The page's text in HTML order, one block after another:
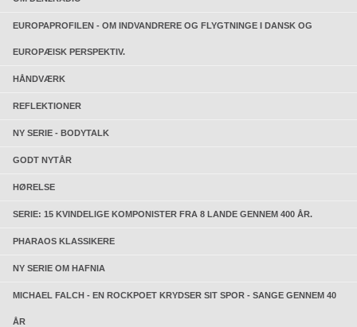
EUROPAPROFILEN - OM INDVANDRERE OG FLYGTNINGE I DANSK OG
EUROPÆISK PERSPEKTIV.
HÅNDVÆRK
REFLEKTIONER
NY SERIE - BODYTALK
GODT NYTÅR
HØRELSE
SERIE: 15 KVINDELIGE KOMPONISTER FRA 8 LANDE GENNEM 400 ÅR.
PHARAOS KLASSIKERE
NY SERIE OM HAFNIA
MICHAEL FALCH - EN ROCKPOET KRYDSER SIT SPOR - SANGE GENNEM 40
ÅR